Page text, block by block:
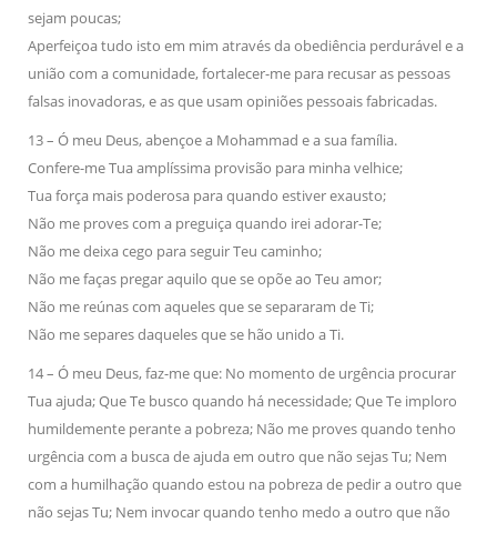
sejam poucas;
Aperfeiçoa tudo isto em mim através da obediência perdurável e a
união com a comunidade, fortalecer-me para recusar as pessoas
falsas inovadoras, e as que usam opiniões pessoais fabricadas.
13 – Ó meu Deus, abençoe a Mohammad e a sua família.
Confere-me Tua amplíssima provisão para minha velhice;
Tua força mais poderosa para quando estiver exausto;
Não me proves com a preguiça quando irei adorar-Te;
Não me deixa cego para seguir Teu caminho;
Não me faças pregar aquilo que se opõe ao Teu amor;
Não me reúnas com aqueles que se separaram de Ti;
Não me separes daqueles que se hão unido a Ti.
14 – Ó meu Deus, faz-me que: No momento de urgência procurar
Tua ajuda; Que Te busco quando há necessidade; Que Te imploro
humildemente perante a pobreza; Não me proves quando tenho
urgência com a busca de ajuda em outro que não sejas Tu; Nem
com a humilhação quando estou na pobreza de pedir a outro que
não sejas Tu; Nem invocar quando tenho medo a outro que não